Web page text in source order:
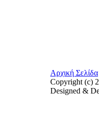
Αρχική Σελίδα
Copyright (c)
Designed &